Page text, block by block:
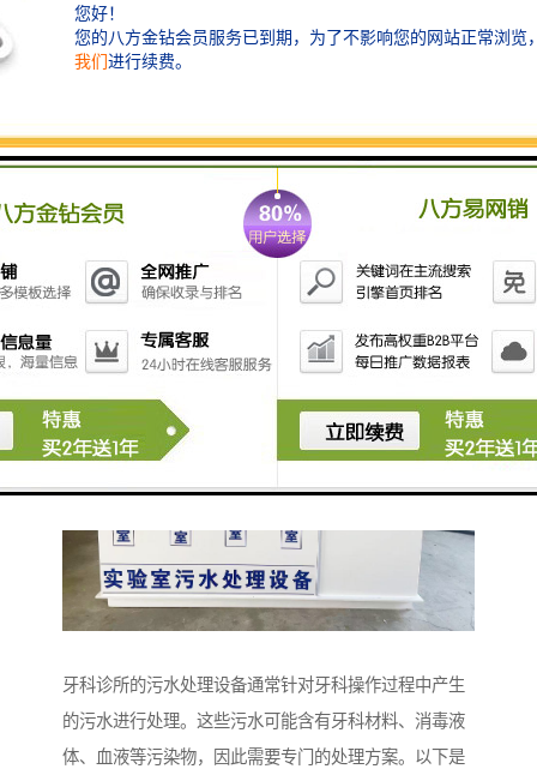
用的消毒剂应无性、无残留，确保对患者和医务人员的
安全。
5. **性**：能有效杀灭多种细菌、病毒和真菌，达到消
使用这类设备可以帮助机构改善感染控制，降低感染的
发生率。如果有兴趣了解具体或产品，建议查看相关的
设备制造商或供应商的资料。
牙科诊所的污水处理设备通常针对牙科操作过程中产生
的污水进行处理。这些污水可能含有牙科材料、消毒液
体、血液等污染物，因此需要专门的处理方案。以下是